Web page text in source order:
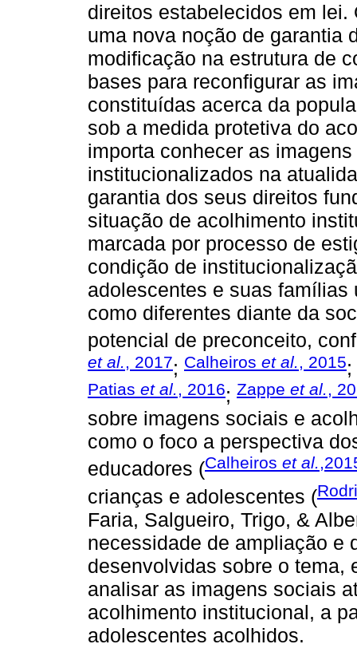
direitos estabelecidos em lei.
uma nova noção de garantia
modificação na estrutura de
bases para reconfigurar as
constituídas acerca da
sob a medida protetiva do
importa conhecer as
institucionalizados na
garantia dos seus direitos
situação de acolhimento
marcada por processo de
condição de
adolescentes e suas
como diferentes diante da
potencial de preconceito,
et al., 2017; Calheiros et al., 2015;
Patias et al., 2016; Zappe et al.,
sobre imagens sociais e
como o foco a perspectiva
educadores (Calheiros et al.
crianças e adolescentes (
Faria, Salgueiro, Trigo, &
necessidade de ampliação e
desenvolvidas sobre o tema,
analisar as imagens sociais
acolhimento institucional, a
adolescentes acolhidos.